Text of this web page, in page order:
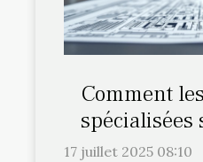
Comment
spécialisées
elles les
17 juillet 2025 08:10